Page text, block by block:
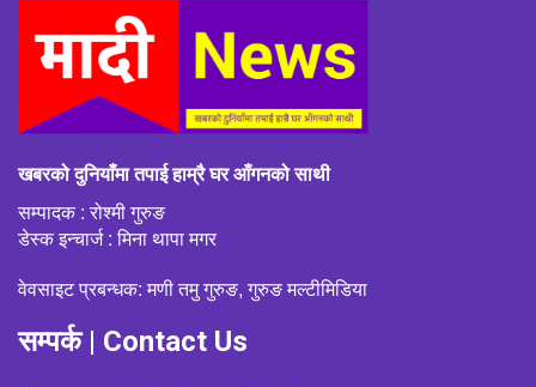
खबरको दुनियाँमा तपाई हाम्रै घर आँगनको साथी
सम्पादक : रोश्मी गुरुङ
डेस्क इन्चार्ज : मिना थापा मगर
वेवसाइट प्रबन्धक: मणी तमु गुरुङ, गुरुङ मल्टीमिडिया
सम्पर्क | Contact Us